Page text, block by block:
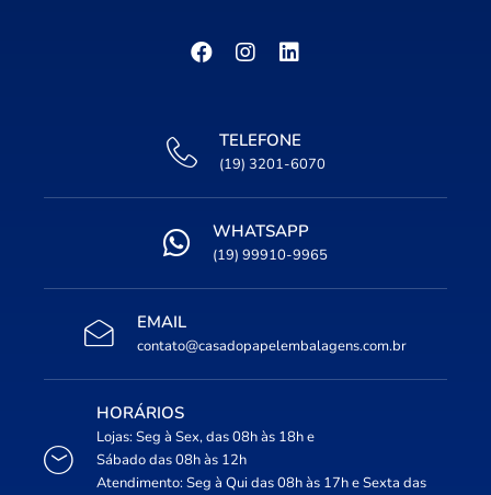
TELEFONE
(19) 3201-6070
WHATSAPP
(19) 99910-9965
EMAIL
contato@casadopapelembalagens.com.br
HORÁRIOS
Lojas: Seg à Sex, das 08h às 18h e
Sábado das 08h às 12h
Atendimento: Seg à Qui das 08h às 17h e Sexta das